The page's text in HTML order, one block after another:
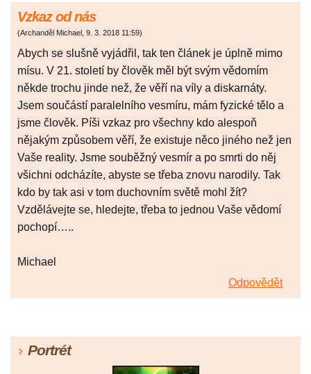
Vzkaz od nás
(Archanděl Michael , 9. 3. 2018 11:59)
Abych se slušně vyjádřil, tak ten článek je úplně mimo
mísu. V 21. století by člověk měl být svým vědomím
někde trochu jinde než, že věří na víly a diskarnáty.
Jsem součástí paralelního vesmíru, mám fyzické tělo a
jsme člověk. Píši vzkaz pro všechny kdo alespoň
nějakým způsobem věří, že existuje něco jiného než jen
Vaše reality. Jsme souběžný vesmír a po smrti do něj
všichni odcházíte, abyste se třeba znovu narodily. Tak
kdo by tak asi v tom duchovním světě mohl žít?
Vzdělávejte se, hledejte, třeba to jednou Vaše vědomí
pochopí…..
Michael
Odpovědět
Portrét